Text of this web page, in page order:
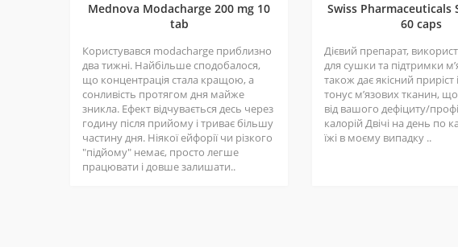
Mednova Modacharge 200 mg 10
tab
Користувався modacharge приблизно
два тижні. Найбільше сподобалося,
що концентрація стала кращою, а
сонливість протягом дня майже
зникла. Ефект відчувається десь через
годину після прийому і триває більшу
частину дня. Ніякої ейфорії чи різкого
"підйому" немає, просто легше
працювати і довше залишати..
Swiss Pharmaceuticals
60 caps
Дієвий препарат,
для сушки та підтримки
також дає якісний
тонус мʼязових тканин,
від вашого дефіциту/
калорій Двічі на день по
їжі в моєму випадку ..